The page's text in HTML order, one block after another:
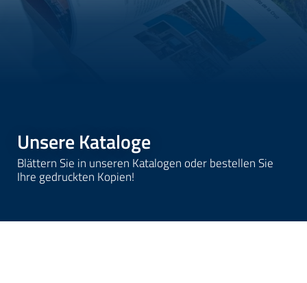
Unsere Kataloge
Blättern Sie in unseren Katalogen oder bestellen Sie
Ihre gedruckten Kopien!